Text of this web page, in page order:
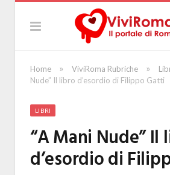
Home » ViviRoma Rubriche »
Nude” Il libro d’esordio di Filippo Gatti
LIBRI
“A Mani Nude” Il
d’esordio di